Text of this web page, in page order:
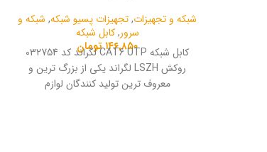
شبکه و تجهیزات,تجهیزات پسیو شبکه, شبکه و
سرور,کابل شبکه
۱۴۶,۸۵۰تومان
کابل شبکه CAT6 UTP لگراند کد 032754
روکش LSZH لگراند یکی از بزرگ ترین و
معروف ترین تولید کنندگان لوازم